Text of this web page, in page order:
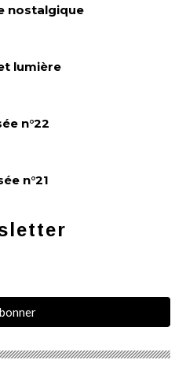
nostalgique
lumière
n°22
n°21